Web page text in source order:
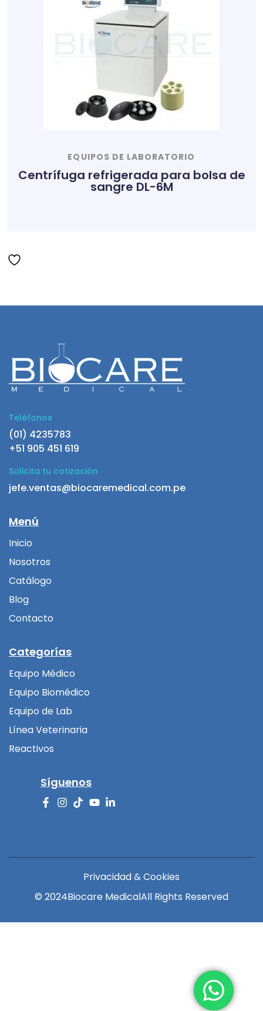
EQUIPOS DE LABORATORIO
Centrífuga refrigerada para bolsa de
sangre DL-6M
Teléfonos
(01) 4235783
+51 905 451 619
Solicita tu cotización
jefe.ventas@biocaremedical.com.pe
Menú
Inicio
Nosotros
Catálogo
Blog
Contacto
Categorías
Equipo Médico
Equipo Biomédico
Equipo de Lab
Línea Veterinaria
Reactivos
Síguenos
Privacidad & Cookies
© 2024Biocare MedicalAll Rights Reserved